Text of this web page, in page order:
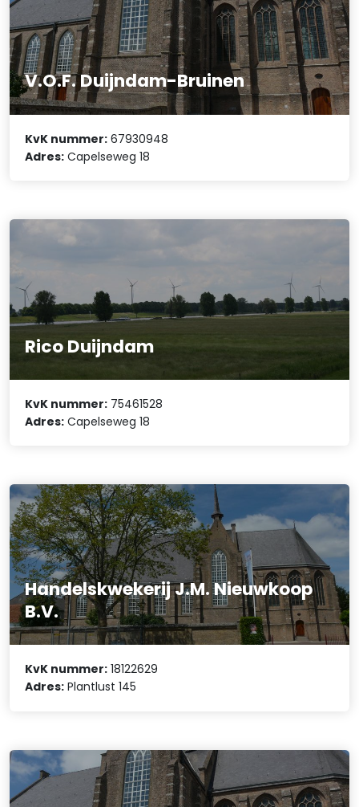
V.O.F. Duijndam-Bruinen
KvK nummer: 67930948
Adres: Capelseweg 18
Rico Duijndam
KvK nummer: 75461528
Adres: Capelseweg 18
Handelskwekerij J.M. Nieuwkoop
B.V.
KvK nummer: 18122629
Adres: Plantlust 145